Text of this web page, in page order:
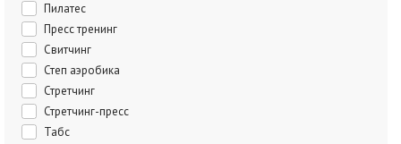
Пилатес
Пресс тренинг
Свитчинг
Степ аэробика
Стретчинг
Стретчинг-пресс
Табс